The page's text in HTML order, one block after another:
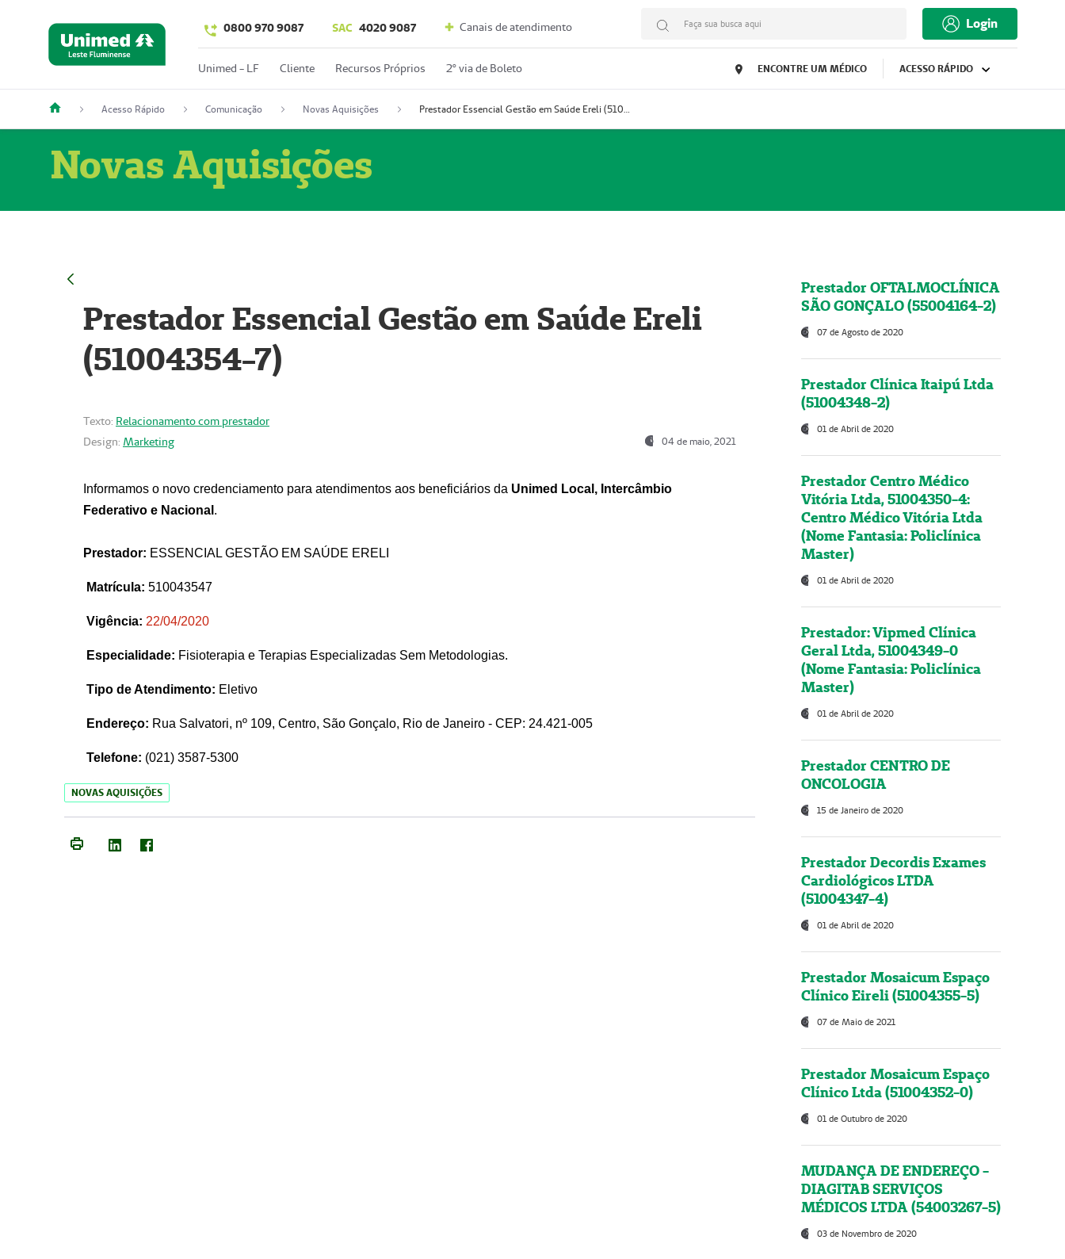
0800 970 9087 SAC 4020 9087 Canais de atendimento Faça sua busca aqui Login
Unimed - LF Cliente Recursos Próprios 2º via de Boleto ENCONTRE UM MÉDICO ACESSO RÁPIDO
Acesso Rápido Comunicação Novas Aquisições Prestador Essencial Gestão em Saúde Ereli (51004354-7)
Novas Aquisições
Prestador Essencial Gestão em Saúde Ereli
(51004354-7)
Texto: Relacionamento com prestador
Design: Marketing 04 de maio, 2021
Informamos o novo credenciamento para atendimentos aos beneficiários da Unimed Local, Intercâmbio
Federativo e Nacional .
Prestador: ESSENCIAL GESTÃO EM SAÚDE ERELI
Matrícula: 510043547
Vigência: 22/04/2020
Especialidade: Fisioterapia e Terapias Especializadas Sem Metodologias.
Tipo de Atendimento: Eletivo
Endereço: Rua Salvatori, nº 109, Centro, São Gonçalo, Rio de Janeiro - CEP: 24.421-005
Telefone: (021) 3587-5300
NOVAS AQUISIÇÕES
Prestador OFTALMOCLÍNICA
SÃO GONÇALO (55004164-2)
07 de Agosto de 2020
Prestador Clínica Itaipú Ltda
(51004348-2)
01 de Abril de 2020
Prestador Centro Médico
Vitória Ltda, 51004350-4:
Centro Médico Vitória Ltda
(Nome Fantasia: Policlínica
Master)
01 de Abril de 2020
Prestador: Vipmed Clínica
Geral Ltda, 51004349-0
(Nome Fantasia: Policlínica
Master)
01 de Abril de 2020
Prestador CENTRO DE
ONCOLOGIA
15 de Janeiro de 2020
Prestador Decordis Exames
Cardiológicos LTDA
(51004347-4)
01 de Abril de 2020
Prestador Mosaicum Espaço
Clínico Eireli (51004355-5)
07 de Maio de 2021
Prestador Mosaicum Espaço
Clínico Ltda (51004352-0)
01 de Outubro de 2020
MUDANÇA DE ENDEREÇO -
DIAGITAB SERVIÇOS
MÉDICOS LTDA (54003267-5)
03 de Novembro de 2020